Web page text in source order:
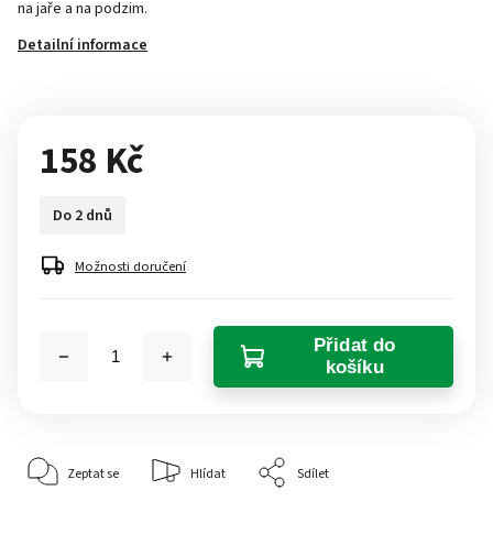
na jaře a na podzim.
Detailní informace
158 Kč
Do 2 dnů
Možnosti doručení
Přidat do
košíku
Zeptat se Hlídat Sdílet